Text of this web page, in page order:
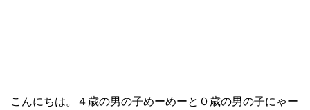
こんにちは。４歳の男の子めーめーと０歳の男の子にゃー